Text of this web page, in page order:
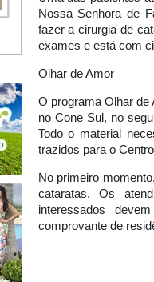
Nossa Senhora de
fazer a cirurgia de
exames e está com
Olhar de Amor
O programa Olhar
no Cone Sul, no
Todo o material
trazidos para o
No primeiro
cataratas. Os
interessados
comprovante de